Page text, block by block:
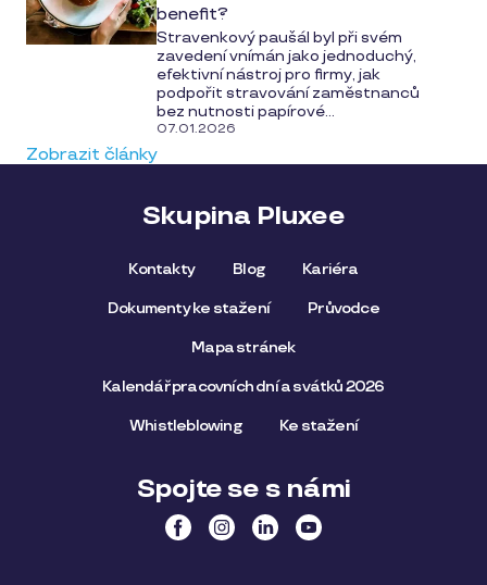
benefit?
Stravenkový paušál byl při svém
zavedení vnímán jako jednoduchý,
efektivní nástroj pro firmy, jak
podpořit stravování zaměstnanců
bez nutnosti papírové...
07.01.2026
Zobrazit články
Skupina Pluxee
Kontakty Blog Kariéra
Dokumenty ke stažení Průvodce
Mapa stránek
Kalendář pracovních dní a svátků 2026
Whistleblowing Ke stažení
Spojte se s námi